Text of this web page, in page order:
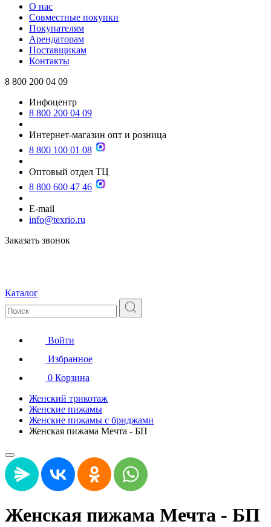
О нас
Совместные покупки
Покупателям
Арендаторам
Поставщикам
Контакты
8 800 200 04 09
Инфоцентр
8 800 200 04 09
Интернет-магазин опт и розница
8 800 100 01 08
Оптовый отдел ТЦ
8 800 600 47 46
E-mail
info@texrio.ru
Заказать звонок
Каталог
Войти
Избранное
0 Корзина
Женский трикотаж
Женские пижамы
Женские пижамы с бриджами
Женская пижама Мечта - БП
Женская пижама Мечта - БП